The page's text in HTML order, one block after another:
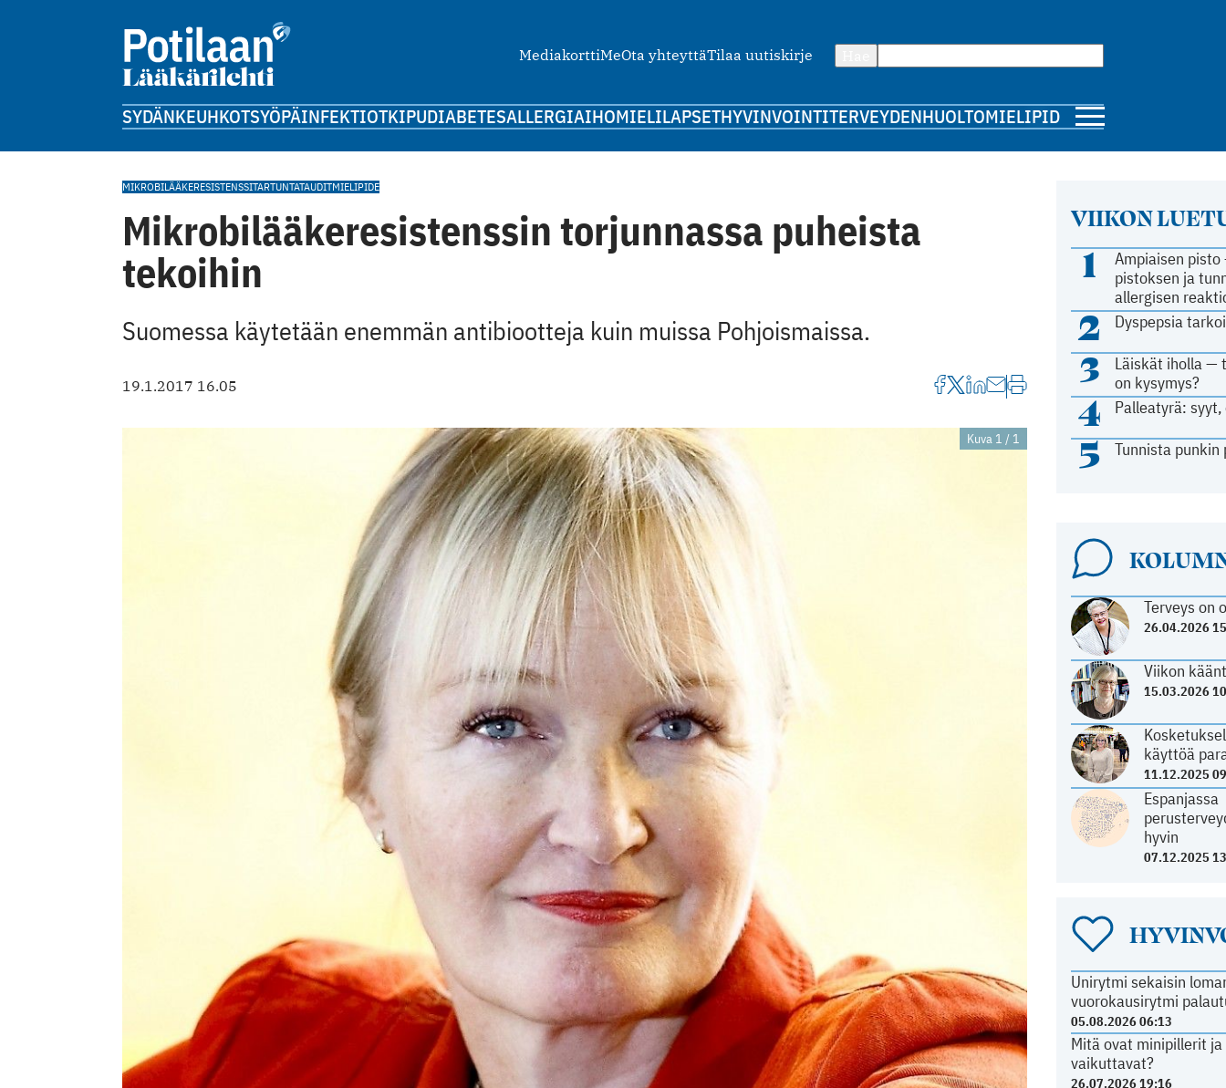
MediakorttiMeOta yhteyttäTilaa uutiskirje
SYDÄNKEUHKOTSYÖPÄINFEKTIOTKIPUDIABETESALLERGIAIHOMIELILAPSETHYVINVOINTITERVEYDENHUOLTOMIELIPIDE
VIIKON
1
Ampiaisen
pistoksen ja
allergisen
2 Dyspepsia
3
Läiskät iholla —
on kysymys?
4 Palleatyrä:
5 Tunnista
Terveys on
26.04.2026
Viikon
15.03.2026
käyttöä
11.12.2025
Espanjassa
hyvin
07.12.2025
Unirytmi sekaisin
vuorokausirytmi
05.08.2026 06:13
Mitä ovat minipillerit
vaikuttavat?
26.07.2026 19:16
MIKROBILÄÄKERESISTENSSITARTUNTATAUDITMIELIPIDE
Mikrobilääkeresistenssin torjunnassa puheista
tekoihin
Suomessa käytetään enemmän antibiootteja kuin muissa Pohjoismaissa.
19.1.2017 16.05
Kuva 1 / 1